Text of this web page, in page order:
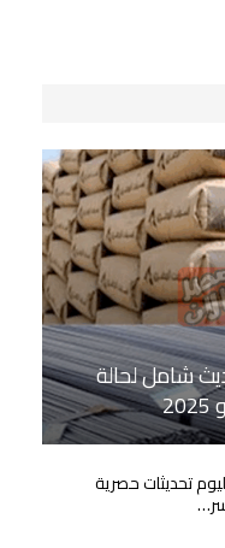
شامل لحالة
تحديثات حصرية